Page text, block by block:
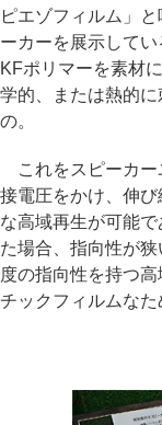
ピエゾフィルム」
ーカーを展示して
KFポリマーを素材
学的、または熱的
の。
これをスピーカー
接電圧をかけ、伸
な高域再生が可能
た場合、指向性が
度の指向性を持つ
チックフィルムなた